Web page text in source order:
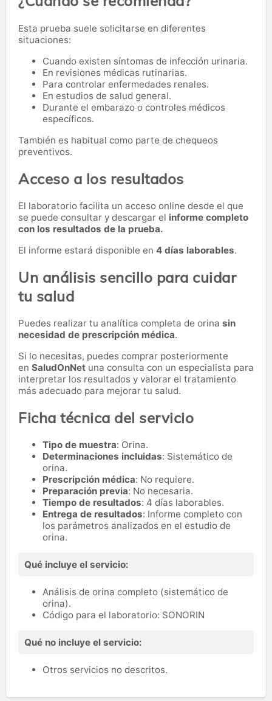
Esta prueba suele solicitarse en diferentes
situaciones:
Cuando existen síntomas de infección urinaria.
En revisiones médicas rutinarias.
Para controlar enfermedades renales.
En estudios de salud general.
Durante el embarazo o controles médicos
específicos.
También es habitual como parte de chequeos
preventivos.
Acceso a los resultados
El laboratorio facilita un acceso online desde el que
se puede consultar y descargar el informe completo
con los resultados de la prueba.
El informe estará disponible en 4 días laborables.
Un análisis sencillo para cuidar
tu salud
Puedes realizar tu analítica completa de orina sin
necesidad de prescripción médica.
Si lo necesitas, puedes comprar posteriormente
en SaludOnNet una consulta con un especialista para
interpretar los resultados y valorar el tratamiento
más adecuado para mejorar tu salud.
Ficha técnica del servicio
Tipo de muestra: Orina.
Determinaciones incluidas: Sistemático de
orina.
Prescripción médica: No requiere.
Preparación previa: No necesaria.
Tiempo de resultados: 4 días laborables.
Entrega de resultados: Informe completo con
los parámetros analizados en el estudio de
orina.
Qué incluye el servicio:
Análisis de orina completo (sistemático de
orina).
Código para el laboratorio: SONORIN
Qué no incluye el servicio:
Otros servicios no descritos.